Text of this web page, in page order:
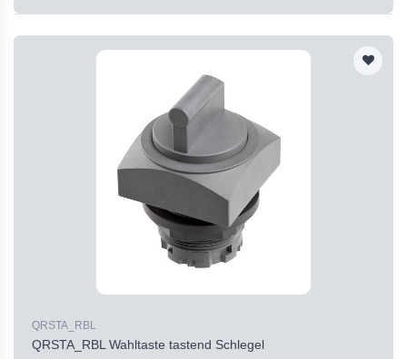
QRSTA_RBL
QRSTA_RBL Wahltaste tastend Schlegel